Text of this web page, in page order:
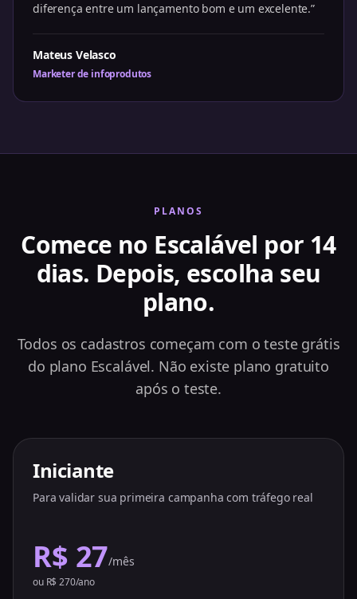
diferença entre um lançamento bom e um excelente.”
Mateus Velasco
Marketer de infoprodutos
PLANOS
Comece no Escalável por 14
dias. Depois, escolha seu
plano.
Todos os cadastros começam com o teste grátis
do plano Escalável. Não existe plano gratuito
após o teste.
Iniciante
Para validar sua primeira campanha com tráfego real
R$ 27/mês
ou R$ 270/ano